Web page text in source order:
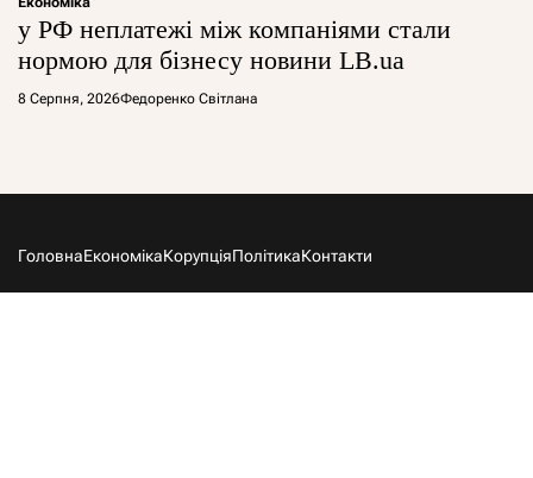
у РФ неплатежі між компаніями стали
нормою для бізнесу новини LB.ua
8 Серпня, 2026Федоренко Світлана
ГоловнаЕкономікаКорупціяПолітикаКонтакти